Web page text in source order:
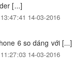
[...]
14-03-2016
6 so dáng với [...]
14-03-2016